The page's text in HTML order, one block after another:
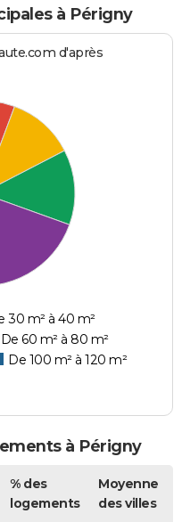
à Périgny
d'après
30 m² à 40 m²
De 60 m² à 80 m²
De 100 m² à 120 m²
à Périgny
% des
logements
Moyenne
des villes